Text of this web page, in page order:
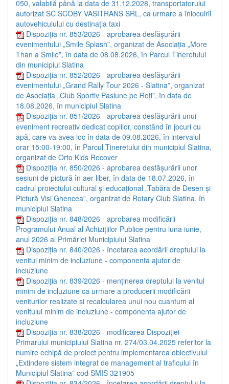
050, valabilă până la data de 31.12.2028, transportatorului
autorizat SC SCOBY VASITRANS SRL, ca urmare a înlocuirii
autovehiculului cu destinația taxi
Dispoziția nr. 853/2026 - aprobarea desfășurării
evenimentului „Smile Splash”, organizat de Asociația „More
Than a Smile”, în data de 08.08.2026, în Parcul Tineretului
din municipiul Slatina
Dispoziția nr. 852/2026 - aprobarea desfășurării
evenimentului „Grand Rally Tour 2026 - Slatina”, organizat
de Asociația „Club Sportiv Pasiune pe Roți”, în data de
18.08.2026, în municipiul Slatina
Dispoziția nr. 851/2026 - aprobarea desfășurării unui
eveniment recreativ dedicat copiilor, constând în jocuri cu
apă, care va avea loc în data de 09.08.2026, în intervalul
orar 15:00-19:00, în Parcul Tineretului din municipiul Slatina,
organizat de Orto Kids Recover
Dispoziția nr. 850/2026 - aprobarea desfășurării unor
sesiuni de pictură în aer liber, în data de 18.07.2026, în
cadrul proiectului cultural și educațional „Tabăra de Desen și
Pictură Visi Ghencea”, organizat de Rotary Club Slatina, în
municipiul Slatina
Dispoziția nr. 848/2026 - aprobarea modificării
Programului Anual al Achizițiilor Publice pentru luna iunie,
anul 2026 al Primăriei Municipiului Slatina
Dispoziția nr. 840/2026 - încetarea acordării dreptului la
venitul minim de incluziune - componenta ajutor de
incluziune
Dispoziția nr. 839/2026 - menținerea dreptului la venitul
minim de incluziune ca urmare a producerii modificării
veniturilor realizate și recalcularea unui nou cuantum al
venitului minim de incluziune - componenta ajutor de
incluziune
Dispoziția nr. 838/2026 - modificarea Dispoziției
Primarului municipiului Slatina nr. 274/03.04.2025 referitor la
numire echipă de proiect pentru implementarea obiectivului
„Extindere sistem integrat de management al traficului în
Municipiul Slatina” cod SMIS 321905